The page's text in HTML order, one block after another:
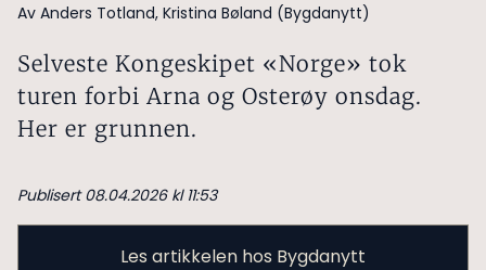
Av Anders Totland, Kristina Bøland (Bygdanytt)
Selveste Kongeskipet «Norge» tok
turen forbi Arna og Osterøy onsdag.
Her er grunnen.
Publisert 08.04.2026 kl 11:53
Les artikkelen hos Bygdanytt